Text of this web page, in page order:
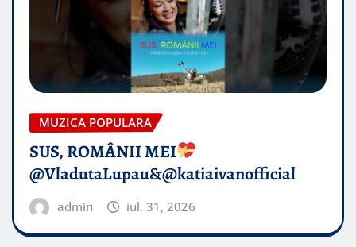
MUZICA POPULARA
SUS, ROMÂNII MEI
@VladutaLupau&@katiaivanofficial
admin iul. 31, 2026